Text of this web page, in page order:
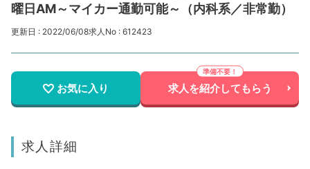
曜日AM～マイカー通勤可能～（内科系／非常勤）
更新日 : 2022/06/08求人No : 612423
お気に入り 求人を紹介してもらう
求人詳細